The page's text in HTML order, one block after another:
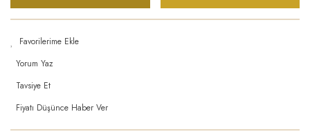
Yorum Yaz
Tavsiye Et
Fiyatı Düşünce Haber Ver